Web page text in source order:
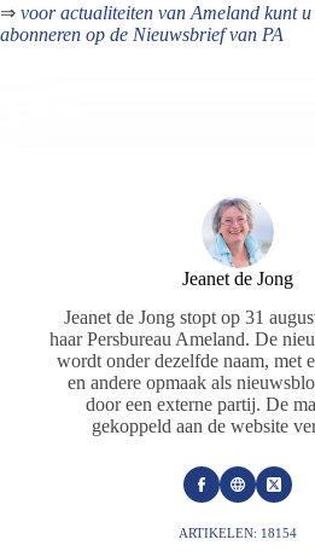
⇒ voor actualiteiten van Ameland kunt u
abonneren op de Nieuwsbrief van PA
Jeanet de Jong
Jeanet de Jong stopt op 31
haar Persbureau Ameland. De
wordt onder dezelfde naam, met
en andere opmaak als
door een externe partij. De
gekoppeld aan de website
ARTIKELEN: 18154